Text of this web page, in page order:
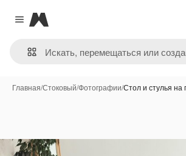
Close menu
Magnific
Главная/Стоковый/Фотографии/Стол и стулья